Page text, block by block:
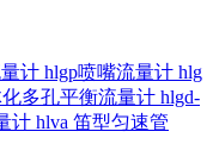
计 hlgp喷嘴流量计 hlg
多孔平衡流量计 hlgd-
计 hlva 笛型匀速管